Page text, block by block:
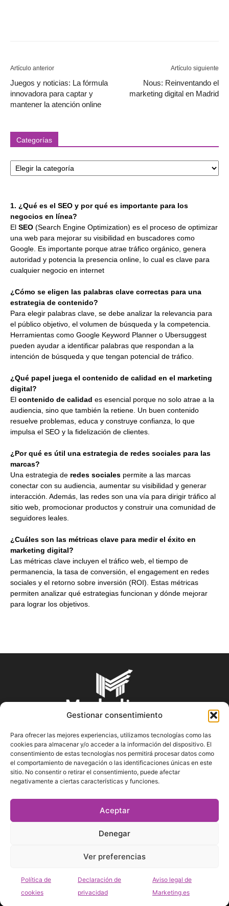
Gestionar consentimiento
Para ofrecer las mejores experiencias, utilizamos tecnologías como las
cookies para almacenar y/o acceder a la información del dispositivo. El
consentimiento de estas tecnologías nos permitirá procesar datos como
el comportamiento de navegación o las identificaciones únicas en este
sitio. No consentir o retirar el consentimiento, puede afectar
negativamente a ciertas características y funciones.
Aceptar
Denegar
Ver preferencias
Política de
cookies
Declaración de
privacidad
Aviso legal de
Marketing.es
Artículo anterior
Juegos y noticias: La fórmula
innovadora para captar y
mantener la atención online
Artículo siguiente
Nous: Reinventando el
marketing digital en Madrid
Categorías
1. ¿Qué es el SEO y por qué es importante para los
negocios en línea?
El SEO (Search Engine Optimization) es el proceso de optimizar
una web para mejorar su visibilidad en buscadores como
Google. Es importante porque atrae tráfico orgánico, genera
autoridad y potencia la presencia online, lo cual es clave para
cualquier negocio en internet
¿Cómo se eligen las palabras clave correctas para una
estrategia de contenido?
Para elegir palabras clave, se debe analizar la relevancia para
el público objetivo, el volumen de búsqueda y la competencia.
Herramientas como Google Keyword Planner o Ubersuggest
pueden ayudar a identificar palabras que respondan a la
intención de búsqueda y que tengan potencial de tráfico.
¿Qué papel juega el contenido de calidad en el marketing
digital?
El contenido de calidad es esencial porque no solo atrae a la
audiencia, sino que también la retiene. Un buen contenido
resuelve problemas, educa y construye confianza, lo que
impulsa el SEO y la fidelización de clientes.
¿Por qué es útil una estrategia de redes sociales para las
marcas?
Una estrategia de redes sociales permite a las marcas
conectar con su audiencia, aumentar su visibilidad y generar
interacción. Además, las redes son una vía para dirigir tráfico al
sitio web, promocionar productos y construir una comunidad de
seguidores leales.
¿Cuáles son las métricas clave para medir el éxito en
marketing digital?
Las métricas clave incluyen el tráfico web, el tiempo de
permanencia, la tasa de conversión, el engagement en redes
sociales y el retorno sobre inversión (ROI). Estas métricas
permiten analizar qué estrategias funcionan y dónde mejorar
para lograr los objetivos.
SOBRE NOSOTROS
En Marketin.es encontrarás la más actualizada y veraz
información sobre el mundo del marketing; consejos
SÍGUENOS